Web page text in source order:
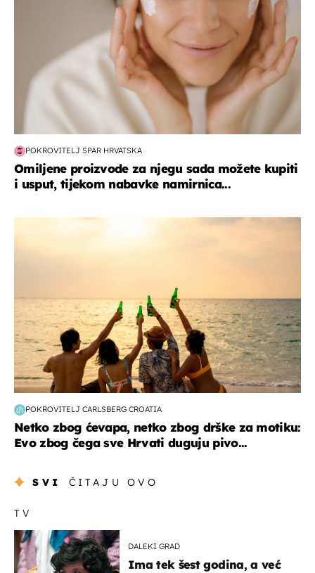
POKROVITELJ SPAR HRVATSKA
Omiljene proizvode za njegu sada možete kupiti
i usput, tijekom nabavke namirnica...
POKROVITELJ CARLSBERG CROATIA
Netko zbog ćevapa, netko zbog drške za motiku:
Evo zbog čega sve Hrvati duguju pivo...
SVI ČITAJU OVO
TV
DALEKI GRAD
Ima tek šest godina, a već